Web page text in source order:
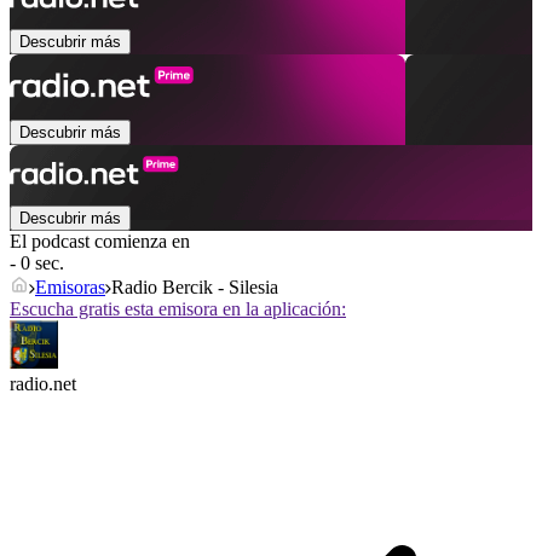
Descubrir más
Descubrir más
Descubrir más
El podcast comienza en
- 0 sec.
Emisoras Radio Bercik - Silesia
Escucha gratis esta emisora en la aplicación:
radio.net